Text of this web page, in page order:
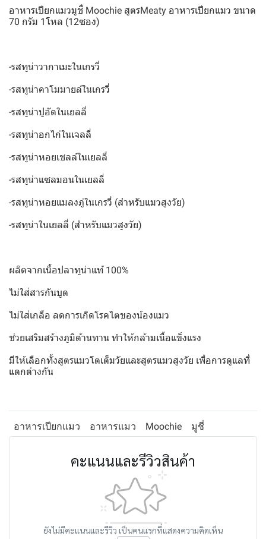
อาหารเปียกแมวมูชี่ Moochie สูตรMeaty อาหารเปียกแมว ขนาด
70 กรัม 1โหล (12ซอง)
-รสทูน่าวากาเมะในเกรวี่
-รสทูน่าคาโมมายล์ในเกรวี่
-รสทูน่าปูอัดในเยลลี่
-รสทูน่าอกไก่ในเจลลี่
-รสทูน่าหอยเชลล์ในเยลลี่
-รสทูน่าแซลมอนในเยลลี่
-รสทูน่าหอยแมลงภู่ในเกรวี่ (สำหรับแมวสูงวัย)
-รสทูน่าในเยลลี่ (สำหรับแมวสูงวัย)
ผลิตจากเนื้อปลาทูน่าแท้ 100%
ไม่ใส่สารกันบูด
ไม่ใส่เกลือ ลดการเกิดโรคไตของน้องแมว
ช่วยเสริมสร้างภูมิต้านทาน ทำให้กล้ามเนื้อแข็งแรง
มีให้เลือกทั้งสูตรแมวโตเต็มวัยและสูตรแมวสูงวัย เพื่อการดูแลที่
แตกต่างกัน
อาหารเปียกแมว อาหารแมว Moochie มูชี่
คะแนนและรีวิวสินค้า
ยังไม่มีคะแนนและรีวิว เป็นคนแรกที่แสดงความคิดเห็น